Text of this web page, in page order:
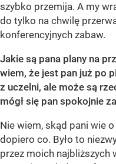
szybko przemija. A my
do tylko na chwilę
konferencyjnych zabaw.
Jakie są pana plany na
wiem, że jest pan już po
z uczelni, ale może są
mógł się pan spokojnie
Nie wiem, skąd pani wie
dopiero co. Było to
przez moich najbliższych